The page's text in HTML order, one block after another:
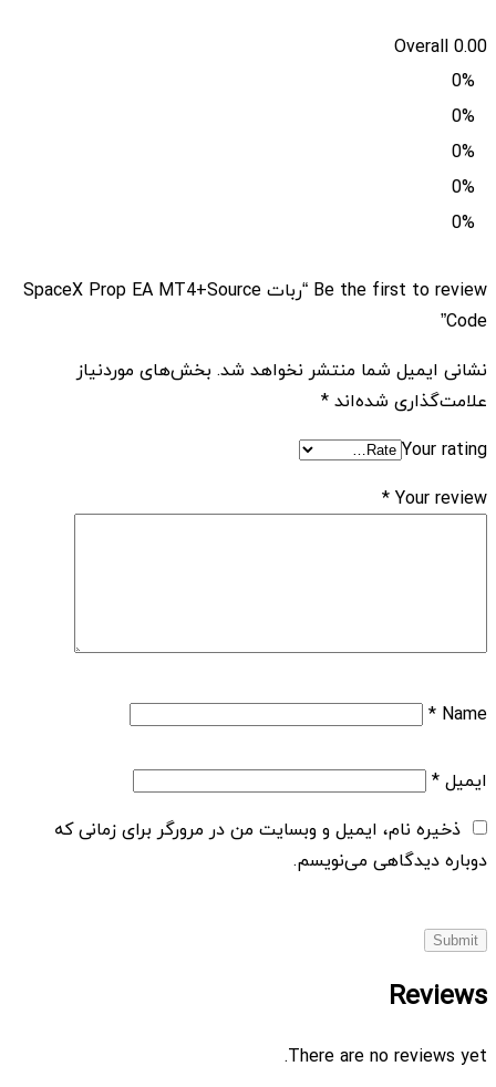
0.00
Overall
0%
0%
0%
0%
0%
Be the first to review “ربات SpaceX Prop EA MT4+Source
Code”
نشانی ایمیل شما منتشر نخواهد شد. بخش‌های موردنیاز
علامت‌گذاری شده‌اند*
Your rating
Your review
*
Name
*
ایمیل*
ذخیره نام، ایمیل و وبسایت من در مرورگر برای زمانی که
دوباره دیدگاهی می‌نویسم.
Reviews
There are no reviews yet.